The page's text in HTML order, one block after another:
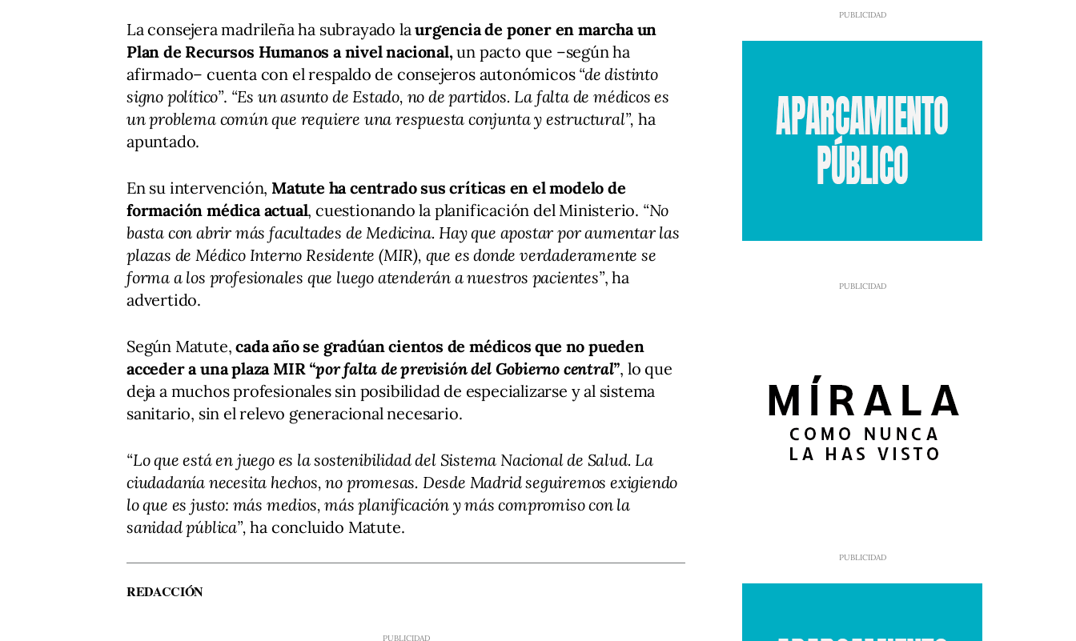
La consejera madrileña ha subrayado la urgencia de poner en marcha un
Plan de Recursos Humanos a nivel nacional, un pacto que –según ha
afirmado– cuenta con el respaldo de consejeros autonómicos“de distinto
signo político”. “Es un asunto de Estado, no de partidos. La falta de médicos es
un problema común que requiere una respuesta conjunta y estructural”, ha
apuntado.
En su intervención, Matute ha centrado sus críticas en el modelo de
formación médica actual, cuestionando la planificación del Ministerio. “No
basta con abrir más facultades de Medicina. Hay que apostar por aumentar las
plazas de Médico Interno Residente (MIR), que es donde verdaderamente se
forma a los profesionales que luego atenderán a nuestros pacientes”, ha
advertido.
Según Matute,cada año se gradúan cientos de médicos que no pueden
acceder a una plaza MIR“por falta de previsión del Gobierno central”, lo que
deja a muchos profesionales sin posibilidad de especializarse y al sistema
sanitario, sin el relevo generacional necesario.
“Lo que está en juego es la sostenibilidad del Sistema Nacional de Salud. La
ciudadanía necesita hechos, no promesas. Desde Madrid seguiremos exigiendo
lo que es justo: más medios, más planificación y más compromiso con la
sanidad pública”,ha concluido Matute.
REDACCIÓN